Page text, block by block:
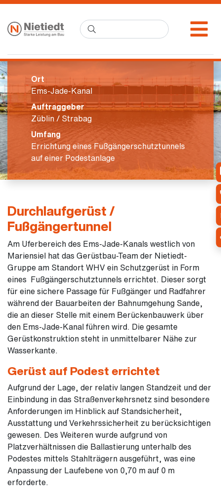
Ort
Ems-Jade-Kanal
Auftraggeber
Züblin / Strabag
Umfang
Errichtung eines Fußgängerschutztunnels
auf einer Podestanlage
Durchlaufgerüst /
Fußgängertunnel
Am Uferbereich des Ems-Jade-Kanals westlich von
Mariensiel hat das Gerüstbau-Team der Nietiedt-
Gruppe am Standort WHV ein Schutzgerüst in Form
eines Fußgängerschutztunnels errichtet. Dieser sorgt
für eine sichere Passage für Fußgänger und Radfahrer
während der Bauarbeiten der Bahnumgehung Sande,
die an dieser Stelle mit einem Berückenbauwerk über
den Ems-Jade-Kanal führen wird. Die gesamte
Gerüstkonstruktion steht in unmittelbarer Nähe zur
Wasserkante.
Gerüst auf Podest errichtet
Aufgrund der Lage, der relativ langen Standzeit und der
Einbindung in das Straßenverkehrsnetz sind besondere
Anforderungen im Hinblick auf Standsicherheit,
Ausstattung und Verkehrssicherheit zu berücksichtigen
gewesen. Des Weiteren wurde aufgrund von
Platzverhältnissen die Ballastierung unterhalb des
Podestes mittels Stahlträgern ausgeführt, was eine
Anpassung der Laufebene von 0,70 m auf 0 m
erforderte.